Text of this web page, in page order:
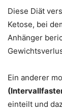
Diese Diät
Ketose, bei
Anhänger
Ein anderer
einteilt und